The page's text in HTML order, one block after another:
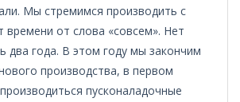
Мы стремимся производить с
времени от слова «совсем». Нет
два года. В этом году мы закончим
производства, в первом
пусконаладочные